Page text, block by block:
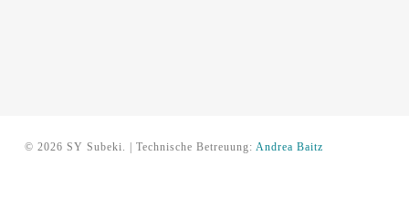
© 2026 SY Subeki. | Technische Betreuung: Andrea Baitz